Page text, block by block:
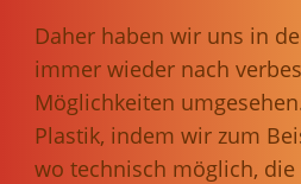
Daher haben wir uns in
immer wieder nach
Möglichkeiten
Plastik, indem wir zum
wo technisch möglich,